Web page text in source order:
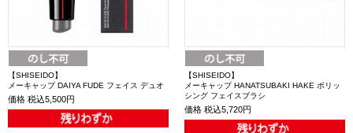
【SHISEIDO】
メーキャップ DAIYA FUDE フェイス デュオ
価格 税込5,500円
【SHISEIDO】
メーキャップ HANATSUBAKI HAKE ポリッ
シング フェイスブラシ
価格 税込5,720円